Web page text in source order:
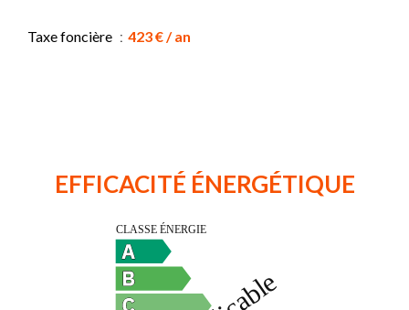
Taxe foncière 423 € / an
EFFICACITÉ ÉNERGÉTIQUE